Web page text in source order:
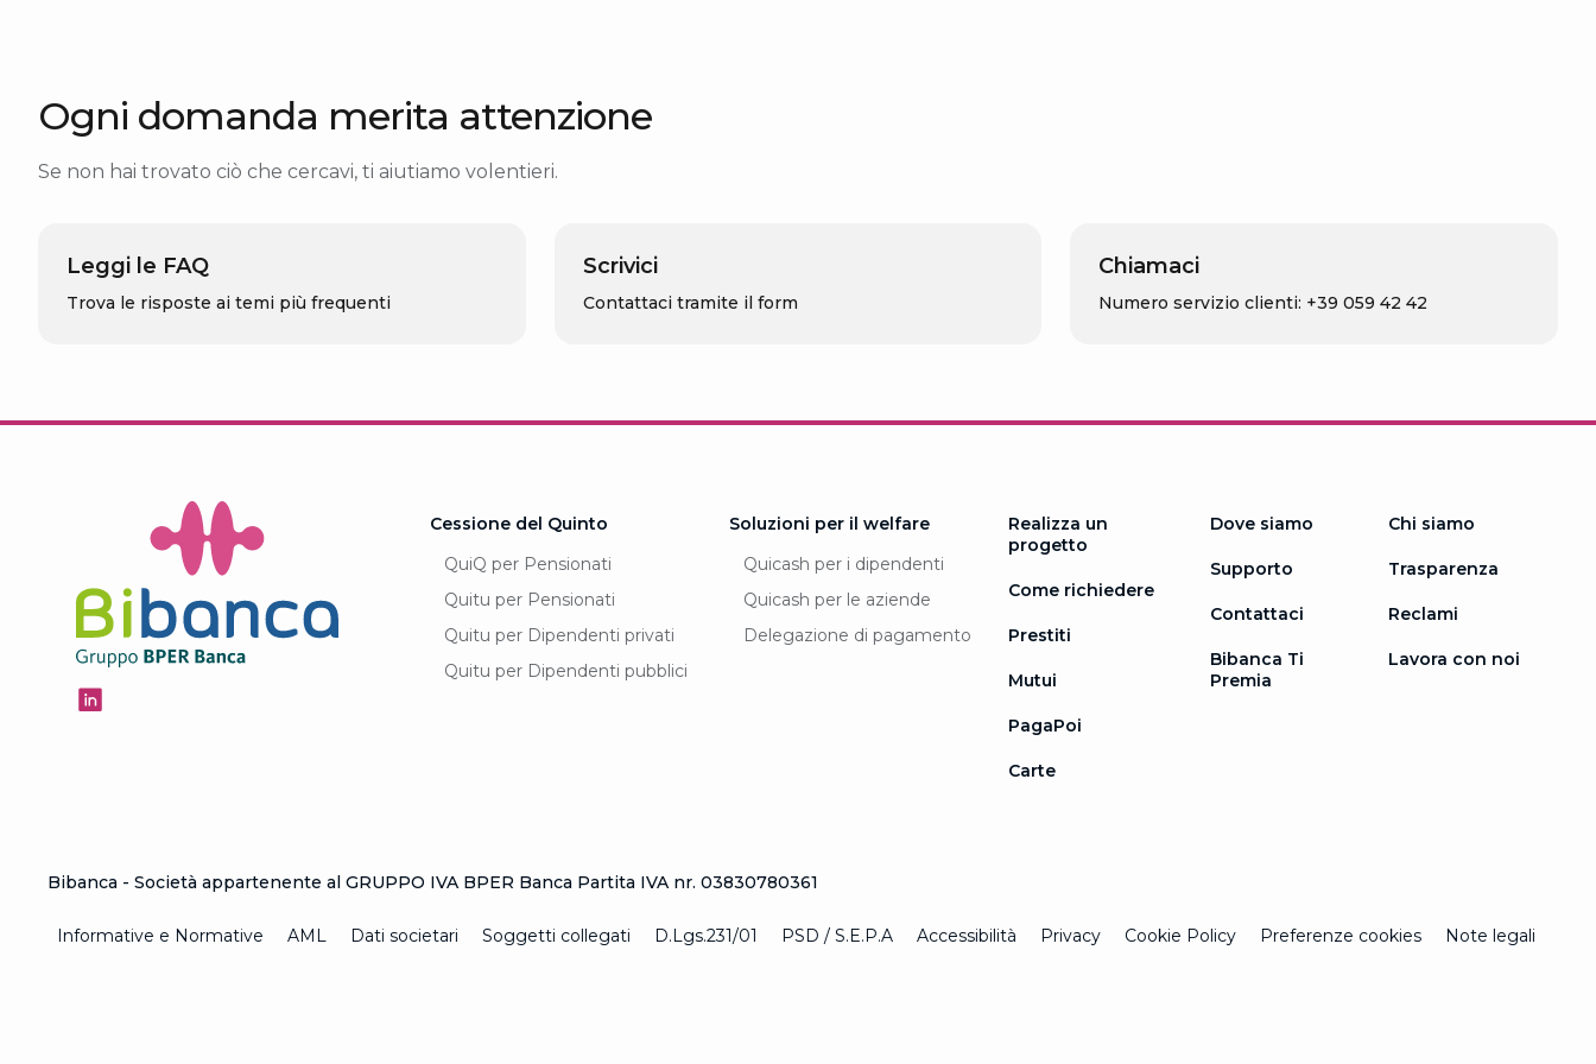
Ogni domanda merita attenzione
Se non hai trovato ciò che cercavi, ti aiutiamo volentieri.
Leggi le FAQ
Trova le risposte ai temi più frequenti
Scrivici
Contattaci tramite il form
Chiamaci
Numero servizio clienti: +39 059 42 42
Cessione del Quinto
QuiQ per Pensionati
Quitu per Pensionati
Quitu per Dipendenti privati
Quitu per Dipendenti pubblici
Soluzioni per il welfare
Quicash per i dipendenti
Quicash per le aziende
Delegazione di pagamento
Realizza un
progetto
Come richiedere
Prestiti
Mutui
PagaPoi
Carte
Dove siamo
Supporto
Contattaci
Bibanca Ti
Premia
Chi siamo
Trasparenza
Reclami
Lavora con noi
Bibanca - Società appartenente al GRUPPO IVA BPER Banca Partita IVA nr. 03830780361
Informative e Normative AML Dati societari Soggetti collegati D.Lgs.231/01 PSD / S.E.P.A Accessibilità Privacy Cookie Policy Preferenze cookies Note legali